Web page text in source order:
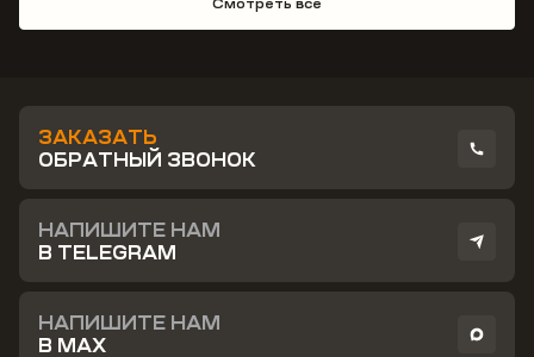
ЗАКАЗАТЬ
ОБРАТНЫЙ ЗВОНОК
НАПИШИТЕ НАМ
В TELEGRAM
НАПИШИТЕ НАМ
В MAX